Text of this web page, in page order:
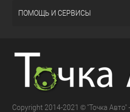
ПОМОЩЬ И СЕРВИСЫ
Copyright 2014-2021 © "Точка